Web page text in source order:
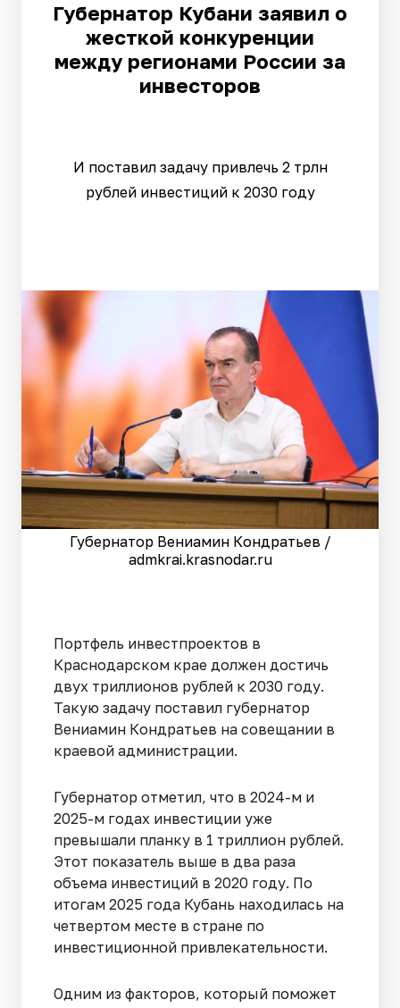
Губернатор Кубани заявил о
жесткой конкуренции
между регионами России за
инвесторов
И поставил задачу привлечь 2 трлн
рублей инвестиций к 2030 году
Губернатор Вениамин Кондратьев /
admkrai.krasnodar.ru
Портфель инвестпроектов в
Краснодарском крае должен достичь
двух триллионов рублей к 2030 году.
Такую задачу поставил губернатор
Вениамин Кондратьев на совещании в
краевой администрации.
Губернатор отметил, что в 2024-м и
2025-м годах инвестиции уже
превышали планку в 1 триллион рублей.
Этот показатель выше в два раза
объема инвестиций в 2020 году. По
итогам 2025 года Кубань находилась на
четвертом месте в стране по
инвестиционной привлекательности.
Одним из факторов, который поможет